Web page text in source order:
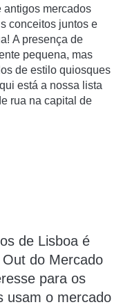
antigos mercados
conceitos juntos e
A presença de
pequena, mas
de estilo quiosques
está a nossa lista
rua na capital de
de Lisboa é
Out do Mercado
para os
usam o mercado